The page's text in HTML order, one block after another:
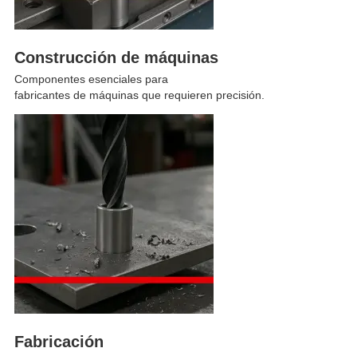
Construcción de máquinas
Componentes esenciales para
fabricantes de máquinas que requieren precisión.
Fabricación